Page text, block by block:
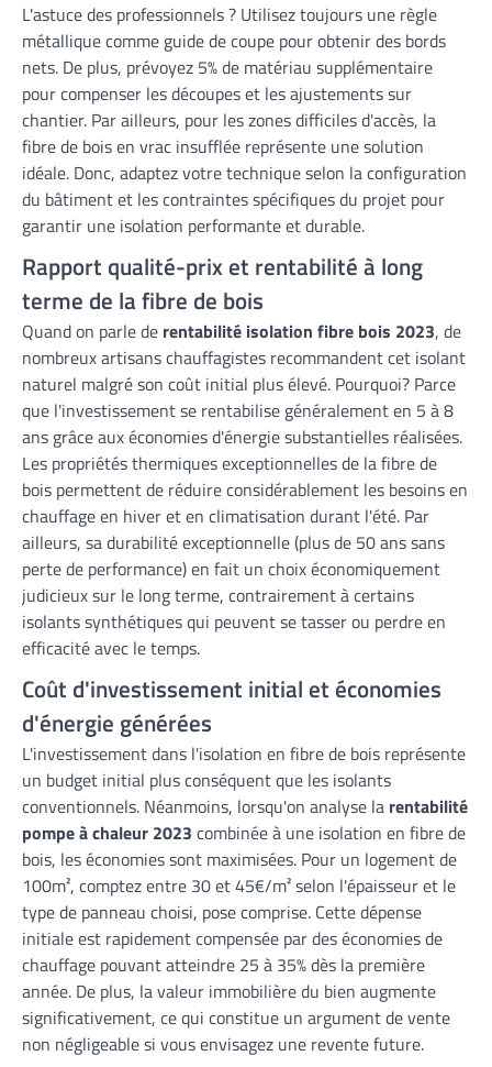
L'astuce des professionnels ? Utilisez toujours une règle
métallique comme guide de coupe pour obtenir des bords
nets. De plus, prévoyez 5% de matériau supplémentaire
pour compenser les découpes et les ajustements sur
chantier. Par ailleurs, pour les zones difficiles d'accès, la
fibre de bois en vrac insufflée représente une solution
idéale. Donc, adaptez votre technique selon la configuration
du bâtiment et les contraintes spécifiques du projet pour
garantir une isolation performante et durable.
Rapport qualité-prix et rentabilité à long
terme de la fibre de bois
Quand on parle de rentabilité isolation fibre bois 2023, de
nombreux artisans chauffagistes recommandent cet isolant
naturel malgré son coût initial plus élevé. Pourquoi? Parce
que l'investissement se rentabilise généralement en 5 à 8
ans grâce aux économies d'énergie substantielles réalisées.
Les propriétés thermiques exceptionnelles de la fibre de
bois permettent de réduire considérablement les besoins en
chauffage en hiver et en climatisation durant l'été. Par
ailleurs, sa durabilité exceptionnelle (plus de 50 ans sans
perte de performance) en fait un choix économiquement
judicieux sur le long terme, contrairement à certains
isolants synthétiques qui peuvent se tasser ou perdre en
efficacité avec le temps.
Coût d'investissement initial et économies
d'énergie générées
L'investissement dans l'isolation en fibre de bois représente
un budget initial plus conséquent que les isolants
conventionnels. Néanmoins, lorsqu'on analyse la rentabilité
pompe à chaleur 2023 combinée à une isolation en fibre de
bois, les économies sont maximisées. Pour un logement de
100m², comptez entre 30 et 45€/m² selon l'épaisseur et le
type de panneau choisi, pose comprise. Cette dépense
initiale est rapidement compensée par des économies de
chauffage pouvant atteindre 25 à 35% dès la première
année. De plus, la valeur immobilière du bien augmente
significativement, ce qui constitue un argument de vente
non négligeable si vous envisagez une revente future.